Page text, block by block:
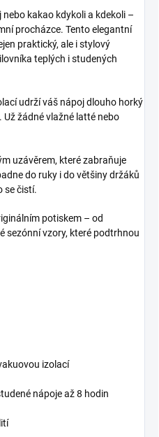
kakao kdykoli a kdekoli –
procházce. Tento elegantní
praktický, ale i stylový
teplých i studených
udrží váš nápoj dlouho horký
žádné vlažné latté nebo
uzávěrem, které zabraňuje
do ruky i do většiny držáků
se čistí.
potiskem – od
sezónní vzory, které podtrhnou
izolací
nápoje až 8 hodin